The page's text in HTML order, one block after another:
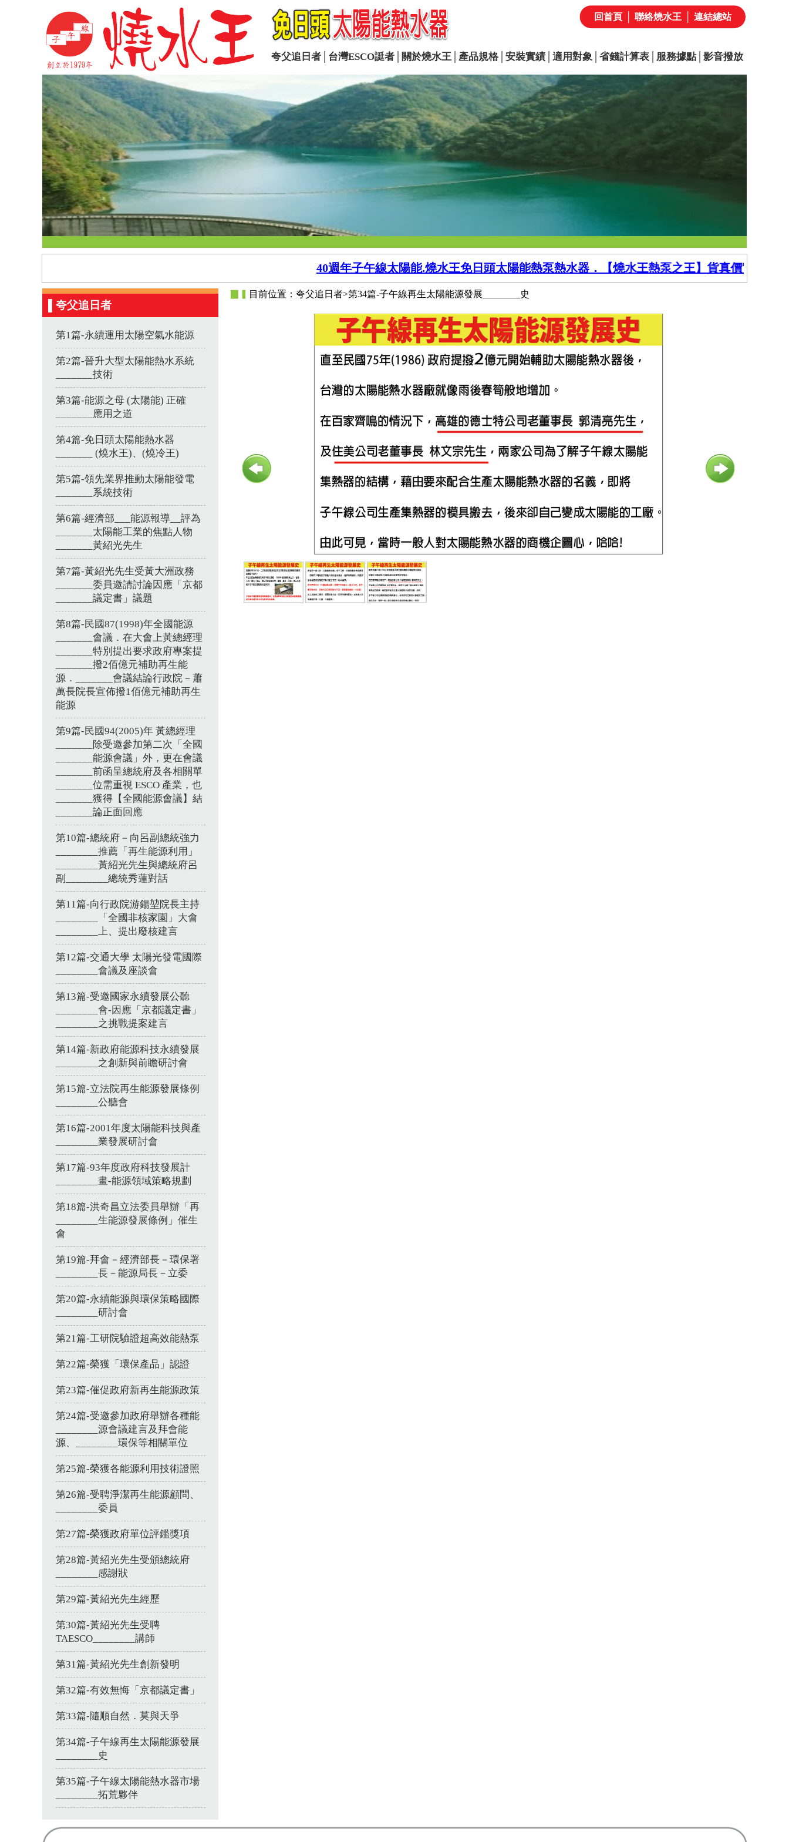
回首頁 聯絡燒水王 連結總站
夸父追日者 台灣ESCO誔者 關於燒水王 產品規格 安裝實績 適用對象 省錢計算表 服務據點 影音撥放
40週年子午線太陽能.燒水王免日頭太陽能熱泵熱水器．【燒水王熱泵之王】貨真價實．以1
▌夸父追日者
第1篇-永續運用太陽空氣水能源
第2篇-晉升大型太陽能熱水系統
_______技術
第3篇-能源之母 (太陽能) 正確
_______應用之道
第4篇-免日頭太陽能熱水器
_______ (燒水王)、(燒冷王)
第5篇-領先業界推動太陽能發電
_______系統技術
第6篇-經濟部___能源報導__評為
_______太陽能工業的焦點人物
_______黃紹光先生
第7篇-黃紹光先生受黃大洲政務
_______委員邀請討論因應「京都
_______議定書」議題
第8篇-民國87(1998)年全國能源
_______會議．在大會上黃總經理
_______特別提出要求政府專案提
_______撥2佰億元補助再生能
源．_______會議結論行政院－蕭
萬長院長宣佈撥1佰億元補助再生
能源
第9篇-民國94(2005)年 黃總經理
_______除受邀參加第二次「全國
_______能源會議」外，更在會議
_______前函呈總統府及各相關單
_______位需重視 ESCO 產業，也
_______獲得【全國能源會議】結
_______論正面回應
第10篇-總統府－向呂副總統強力
________推薦「再生能源利用」
________黃紹光先生與總統府呂
副________總統秀蓮對話
第11篇-向行政院游鍚堃院長主持
________「全國非核家園」大會
________上、提出廢核建言
第12篇-交通大學 太陽光發電國際
________會議及座談會
第13篇-受邀國家永續發展公聽
________會-因應「京都議定書」
________之挑戰提案建言
第14篇-新政府能源科技永續發展
________之創新與前瞻研討會
第15篇-立法院再生能源發展條例
________公聽會
第16篇-2001年度太陽能科技與產
________業發展研討會
第17篇-93年度政府科技發展計
________畫-能源領域策略規劃
第18篇-洪奇昌立法委員舉辦「再
________生能源發展條例」催生
會
第19篇-拜會－經濟部長－環保署
________長－能源局長－立委
第20篇-永續能源與環保策略國際
________研討會
第21篇-工研院驗證超高效能熱泵
第22篇-榮獲「環保產品」認證
第23篇-催促政府新再生能源政策
第24篇-受邀參加政府舉辦各種能
________源會議建言及拜會能
源、________環保等相關單位
第25篇-榮獲各能源利用技術證照
第26篇-受聘淨潔再生能源顧問、
________委員
第27篇-榮獲政府單位評鑑獎項
第28篇-黃紹光先生受頒總統府
________感謝狀
第29篇-黃紹光先生經歷
第30篇-黃紹光先生受聘
TAESCO________講師
第31篇-黃紹光先生創新發明
第32篇-有效無悔「京都議定書」
第33篇-隨順自然．莫與天爭
第34篇-子午線再生太陽能源發展
________史
第35篇-子午線太陽能熱水器市場
________拓荒夥伴
目前位置：夸父追日者>第34篇-子午線再生太陽能源發展________史